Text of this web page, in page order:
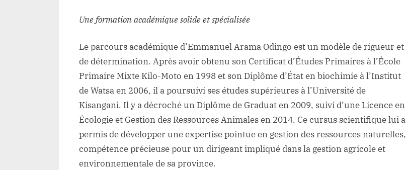
Une formation académique solide et spécialisée
Le parcours académique d’Emmanuel Arama Odingo est un modèle de rigueur et
de détermination. Après avoir obtenu son Certificat d’Études Primaires à l’École
Primaire Mixte Kilo-Moto en 1998 et son Diplôme d’État en biochimie à l’Institut
de Watsa en 2006, il a poursuivi ses études supérieures à l’Université de
Kisangani. Il y a décroché un Diplôme de Graduat en 2009, suivi d’une Licence en
Écologie et Gestion des Ressources Animales en 2014. Ce cursus scientifique lui a
permis de développer une expertise pointue en gestion des ressources naturelles,
compétence précieuse pour un dirigeant impliqué dans la gestion agricole et
environnementale de sa province.